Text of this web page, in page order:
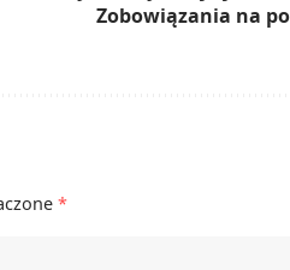
Zobowiązania na
*